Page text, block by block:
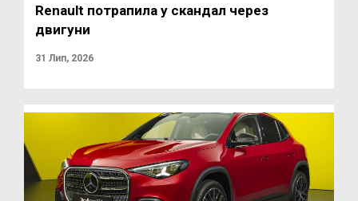
Renault потрапила у скандал через
двигуни
31 Лип, 2026